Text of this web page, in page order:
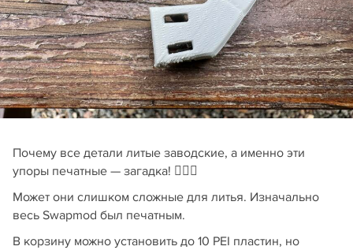
Почему все детали литые заводские, а именно эти
упоры печатные — загадка! 🤷🏻‍♂️
Может они слишком сложные для литья. Изначально
весь Swapmod был печатным.
В корзину можно установить до 10 PEI пластин, но